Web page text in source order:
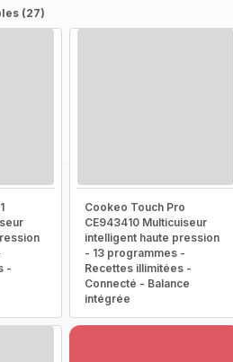
(27)
-
Cookeo Touch Pro
CE943410 Multicuiseur
intelligent haute pression
- 13 programmes -
Recettes illimitées -
Connecté - Balance
intégrée